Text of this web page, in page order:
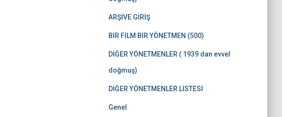
ARŞİVE GİRİŞ
BİR FİLM BİR YÖNETMEN (500)
DİĞER YÖNETMENLER ( 1939 dan evvel
doğmuş)
DİĞER YÖNETMENLER LİSTESİ
Genel